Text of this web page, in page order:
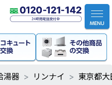
湯器 リンナイ 東京都